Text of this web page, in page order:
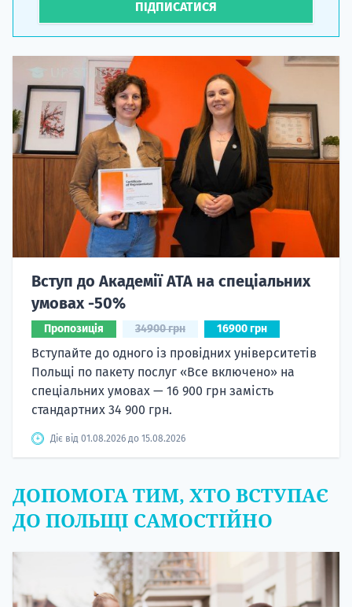
ПІДПИСАТИСЯ
Вступ до Академії ATA на спеціальних
умовах -50%
Пропозиція 34900 грн 16900 грн
Вступайте до одного із провідних університетів
Польщі по пакету послуг «Все включено» на
спеціальних умовах — 16 900 грн замість
стандартних 34 900 грн.
Діє від 01.08.2026 до 15.08.2026
ДОПОМОГА ТИМ, ХТО ВСТУПАЄ
ДО ПОЛЬЩІ САМОСТІЙНО